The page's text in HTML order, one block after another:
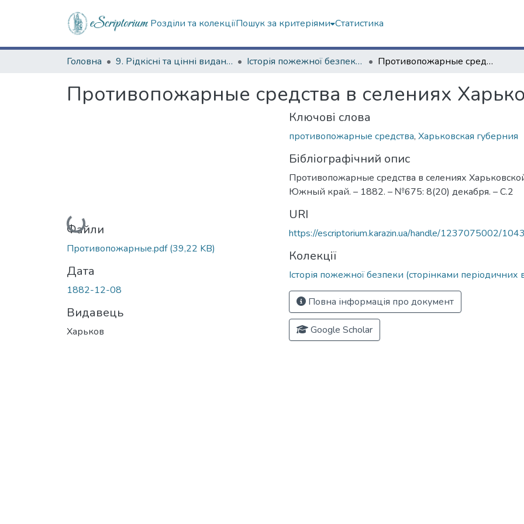
Розділи та колекціїПошук за критеріями Статистика
Головна 9. Рідкісні та цінні видання Історія пожежної безпеки (сторінками періодичних видань) Противопожарные средства в селениях Харьковской губернии
Противопожарные средства в селениях
Вантажиться...
Файли
Противопожарные.pdf(39,22 KB)
Дата
1882-12-08
Видавець
Харьков
Ключові слова
противопожарные средства, Харьковская губерния
Бібліографічний опис
Противопожарные средства в селениях
Южный край. – 1882. – №675: 8(20) декабря. – С.2
URI
https://escriptorium.karazin.ua/handle/1237075002/
Колекції
Історія пожежної безпеки (сторінками періодичних
Повна інформація про документ
Google Scholar